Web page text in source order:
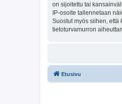
on sijoitettu tai
IP-osoite tallennetaan
Suostut myös siihen,
tietoturvamurron
Etusivu